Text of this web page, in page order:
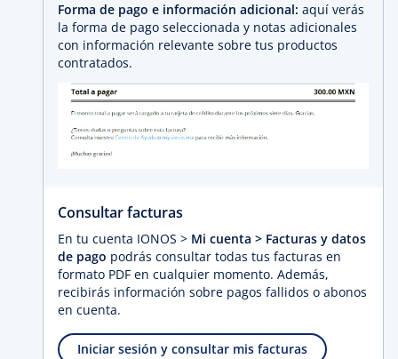
Forma de pago e información adicional: aquí verás
la forma de pago seleccionada y notas adicionales
con información relevante sobre tus productos
contratados.
Consultar facturas
En tu cuenta IONOS > Mi cuenta > Facturas y datos
de pago podrás consultar todas tus facturas en
formato PDF en cualquier momento. Además,
recibirás información sobre pagos fallidos o abonos
en cuenta.
Iniciar sesión y consultar mis facturas